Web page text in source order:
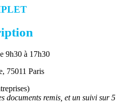
9h30 à 17h30
75011 Paris
documents remis, et un suivi sur 5